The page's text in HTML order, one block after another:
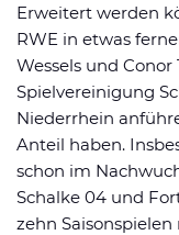
Erweitert werden
RWE in etwas
Wessels und
Spielvereinigung
Niederrhein
Anteil haben.
schon im
Schalke 04 und
zehn Saisonspielen